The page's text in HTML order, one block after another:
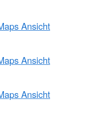
Ansicht
Ansicht
Ansicht